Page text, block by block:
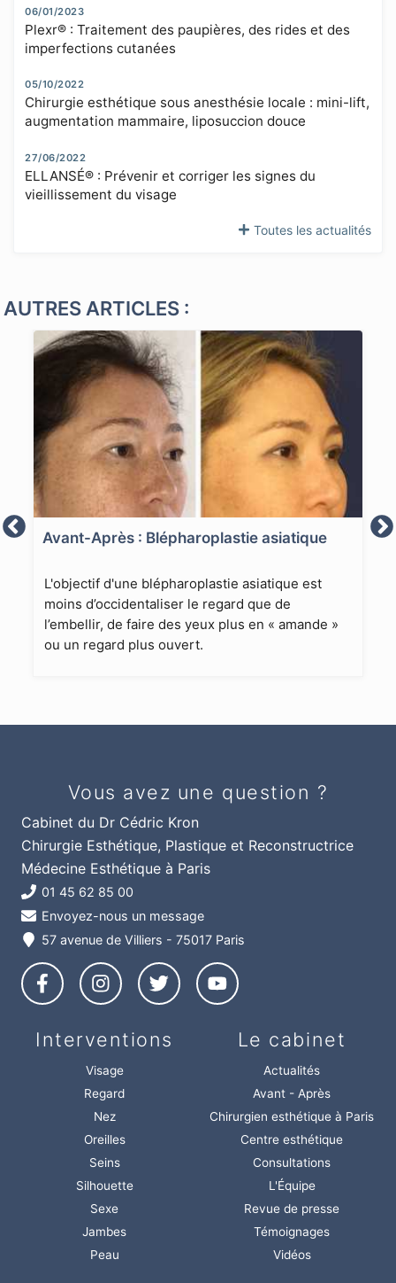
06/01/2023
Plexr® : Traitement des paupières, des rides et des
imperfections cutanées
05/10/2022
Chirurgie esthétique sous anesthésie locale : mini-lift,
augmentation mammaire, liposuccion douce
27/06/2022
ELLANSÉ® : Prévenir et corriger les signes du
vieillissement du visage
Toutes les actualités
AUTRES ARTICLES :
Avant-Après : Blépharoplastie asiatique
L'objectif d'une blépharoplastie asiatique est
moins d’occidentaliser le regard que de
l’embellir, de faire des yeux plus en « amande »
ou un regard plus ouvert.
Vous avez une question ?
Cabinet du Dr Cédric Kron
Chirurgie Esthétique, Plastique et Reconstructrice
Médecine Esthétique à Paris
01 45 62 85 00
Envoyez-nous un message
57 avenue de Villiers - 75017 Paris
Interventions
Visage
Regard
Nez
Oreilles
Seins
Silhouette
Sexe
Jambes
Peau
Le cabinet
Actualités
Avant - Après
Chirurgien esthétique à Paris
Centre esthétique
Consultations
L'Équipe
Revue de presse
Témoignages
Vidéos